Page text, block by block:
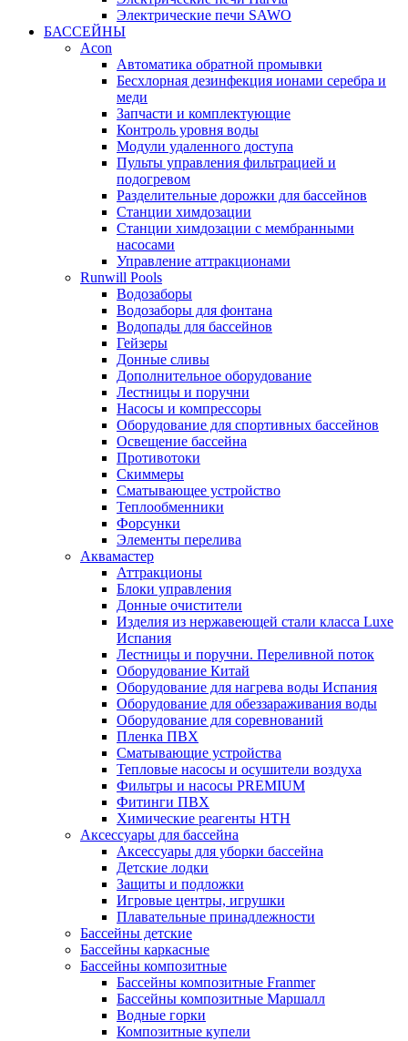
Электрические печи SAWO
БАССЕЙНЫ
Acon
Автоматика обратной промывки
Беcхлорная дезинфекция ионами серебра и
меди
Запчасти и комплектующие
Контроль уровня воды
Модули удаленного доступа
Пульты управления фильтрацией и
подогревом
Разделительные дорожки для бассейнов
Станции химдозации
Станции химдозации с мембранными
насосами
Управление аттракционами
Runwill Pools
Водозаборы
Водозаборы для фонтана
Водопады для бассейнов
Гейзеры
Донные сливы
Дополнительное оборудование
Лестницы и поручни
Насосы и компрессоры
Оборудование для спортивных бассейнов
Освещение бассейна
Противотоки
Скиммеры
Сматывающее устройство
Теплообменники
Форсунки
Элементы перелива
Аквамастер
Аттракционы
Блоки управления
Донные очистители
Изделия из нержавеющей стали класса Luxe
Испания
Лестницы и поручни. Переливной поток
Оборудование Китай
Оборудование для нагрева воды Испания
Оборудование для обеззараживания воды
Оборудование для соревнований
Пленка ПВХ
Сматывающие устройства
Тепловые насосы и осушители воздуха
Фильтры и насосы PREMIUM
Фитинги ПВХ
Химические реагенты HTH
Аксессуары для бассейна
Аксессуары для уборки бассейна
Детские лодки
Защиты и подложки
Игровые центры, игрушки
Плавательные принадлежности
Бассейны детские
Бассейны каркасные
Бассейны композитные
Бассейны композитные Franmer
Бассейны композитные Маршалл
Водные горки
Композитные купели